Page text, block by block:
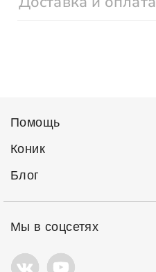
Помощь
Коник
Блог
Мы в соцсетях